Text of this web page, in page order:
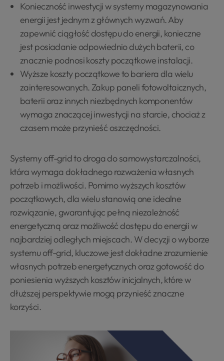
Konieczność inwestycji w systemy magazynowania
energii jest jednym z głównych wyzwań. Aby
zapewnić ciągłość dostępu do energii, konieczne
jest posiadanie odpowiednio dużych baterii, co
znacznie podnosi koszty początkowe instalacji.
Wyższe koszty początkowe to bariera dla wielu
zainteresowanych. Zakup paneli fotowoltaicznych,
baterii oraz innych niezbędnych komponentów
wymaga znaczącej inwestycji na starcie, chociaż z
czasem może przynieść oszczędności.
Systemy off-grid to droga do samowystarczalności,
która wymaga dokładnego rozważenia własnych
potrzeb i możliwości. Pomimo wyższych kosztów
początkowych, dla wielu stanowią one idealne
rozwiązanie, gwarantując pełną niezależność
energetyczną oraz możliwość dostępu do energii w
najbardziej odległych miejscach. W decyzji o wyborze
systemu off-grid, kluczowe jest dokładne zrozumienie
własnych potrzeb energetycznych oraz gotowość do
poniesienia wyższych kosztów inicjalnych, które w
dłuższej perspektywie mogą przynieść znaczne
korzyści.